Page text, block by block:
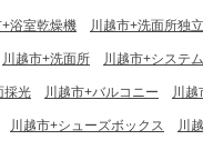
+浴室乾燥機 川越市+洗面所独立
川越市+洗面所 川越市+システ
採光 川越市+バルコニー 川越
川越市+シューズボックス 川